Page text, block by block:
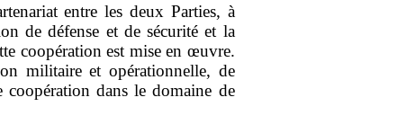
entre les deux Parties, à
de défense et de sécurité et la
coopération est mise en œuvre.
militaire et opérationnelle, de
coopération dans le domaine de